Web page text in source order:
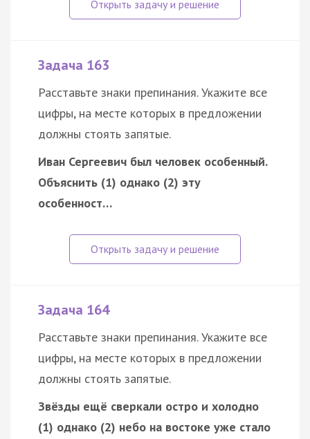
Задача 163
Расставьте знаки препинания. Укажите все
цифры, на месте которых в предложении
должны стоять запятые.
Иван Сергеевич был человек особенный.
Объяснить (1) однако (2) эту
особенност…
Задача 164
Расставьте знаки препинания. Укажите все
цифры, на месте которых в предложении
должны стоять запятые.
Звёзды ещё сверкали остро и холодно
(1) однако (2) небо на востоке уже стало